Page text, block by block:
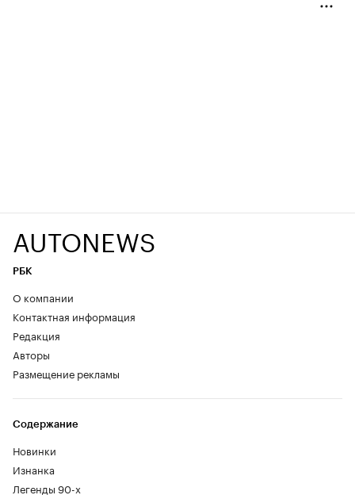
AUTONEWS
РБК
О компании
Контактная информация
Редакция
Авторы
Размещение рекламы
Содержание
Новинки
Изнанка
Легенды 90-х